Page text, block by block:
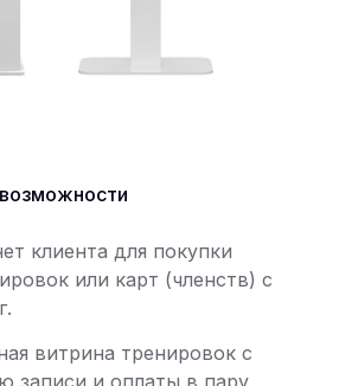
клиента для покупки
или карт (членств) с
витрина тренировок с
записи и оплаты в пару